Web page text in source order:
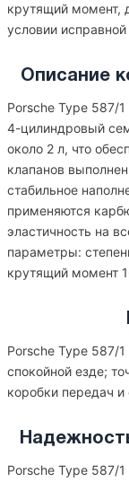
крутящий момент,
условии
Описание
Porsche Type 587/1
4-цилиндровый
около 2 л, что
клапанов
стабильное
применяются
эластичность на
параметры:
крутящий момент
Porsche Type 587/
спокойной езде;
коробки передач
Porsche Type 587/